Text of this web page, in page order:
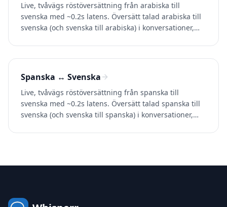
Live, tvåvägs röstöversättning från arabiska till
svenska med ~0.2s latens. Översätt talad arabiska till
svenska (och svenska till arabiska) i konversationer,
Spanska ↔ Svenska
Live, tvåvägs röstöversättning från spanska till
svenska med ~0.2s latens. Översätt talad spanska till
svenska (och svenska till spanska) i konversationer,